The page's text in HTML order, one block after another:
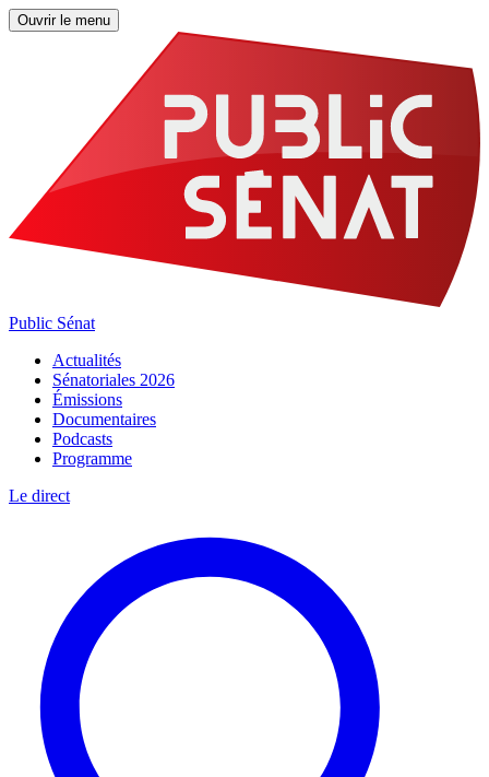
Ouvrir le menu
Public Sénat
Actualités
Sénatoriales 2026
Émissions
Documentaires
Podcasts
Programme
Le direct